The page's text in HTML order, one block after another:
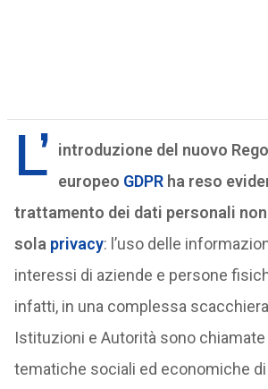
L’ introduzione del nuovo
europeo GDPRha reso
trattamento dei dati personali
sola privacy: l’uso delle
interessi di aziende e persone
infatti, in una complessa
Istituzioni e Autorità sono chiamate
tematiche sociali ed economiche di